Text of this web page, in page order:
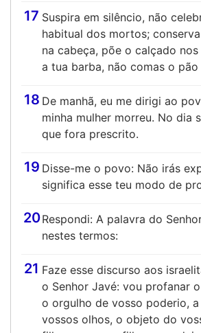
17 Suspira em silêncio, não
habitual dos mortos;
na cabeça, põe o calçado
a tua barba, não comas o pão
18 De manhã, eu me dirigi ao
minha mulher morreu. No dia
que fora prescrito.
19 Disse-me o povo: Não irás
significa esse teu modo de
20Respondi: A palavra do
nestes termos:
21 Faze esse discurso aos
o Senhor Javé: vou profanar
o orgulho de vosso poderio,
vossos olhos, o objeto do